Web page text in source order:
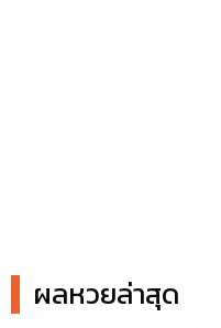
ผลหวยล่าสุด